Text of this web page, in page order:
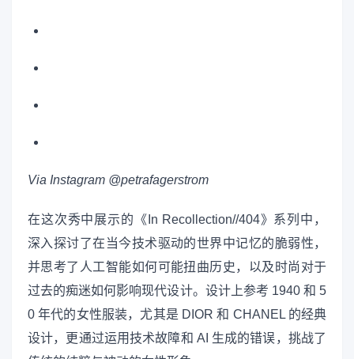
Via Instagram @petrafagerstrom
在这次秀中展示的《In Recollection//404》系列中，
深入探讨了在当今技术驱动的世界中记忆的脆弱性，
并思考了人工智能如何可能扭曲历史，以及时尚对于
过去的痴迷如何影响现代设计。设计上参考 1940 和 5
0 年代的女性服装，尤其是 DIOR 和 CHANEL 的经典
设计，更通过运用技术故障和 AI 生成的错误，挑战了